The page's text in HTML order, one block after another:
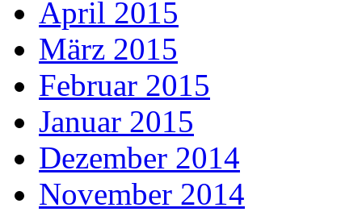
April 2015
März 2015
Februar 2015
Januar 2015
Dezember 2014
November 2014